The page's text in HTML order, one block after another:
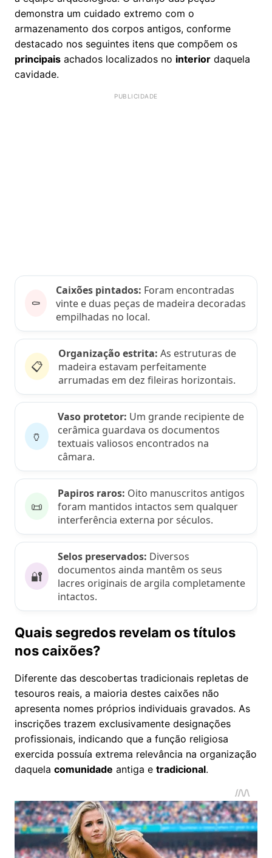
demonstra um cuidado extremo com o
armazenamento dos corpos antigos, conforme
destacado nos seguintes itens que compõem os
principais achados localizados no interior daquela
cavidade.
⚰️
Caixões pintados: Foram encontradas
vinte e duas peças de madeira decoradas
empilhadas no local.
📋
Organização estrita: As estruturas de
madeira estavam perfeitamente
arrumadas em dez fileiras horizontais.
🏺
Vaso protetor: Um grande recipiente de
cerâmica guardava os documentos
textuais valiosos encontrados na
câmara.
📜
Papiros raros: Oito manuscritos antigos
foram mantidos intactos sem qualquer
interferência externa por séculos.
🔐
Selos preservados: Diversos
documentos ainda mantêm os seus
lacres originais de argila completamente
intactos.
Quais segredos revelam os títulos
nos caixões?
Diferente das descobertas tradicionais repletas de
tesouros reais, a maioria destes caixões não
apresenta nomes próprios individuais gravados. As
inscrições trazem exclusivamente designações
profissionais, indicando que a função religiosa
exercida possuía extrema relevância na organização
daquela comunidade antiga e tradicional.